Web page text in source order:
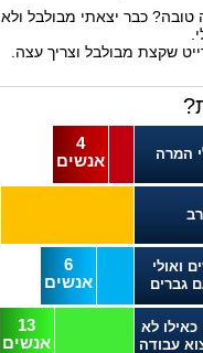
טובה? כבר יצאתי מבולבל ולא
שקצת מבולבל וצריך עצה.
המרה
4
אנשים
ואולי
גברים
6
אנשים
לא
עבודה
13
אנשים